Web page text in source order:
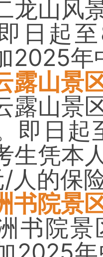
龙山风
日起
2025年
露山景
露山景
即日起
生凭本
人的保
书院景
书院